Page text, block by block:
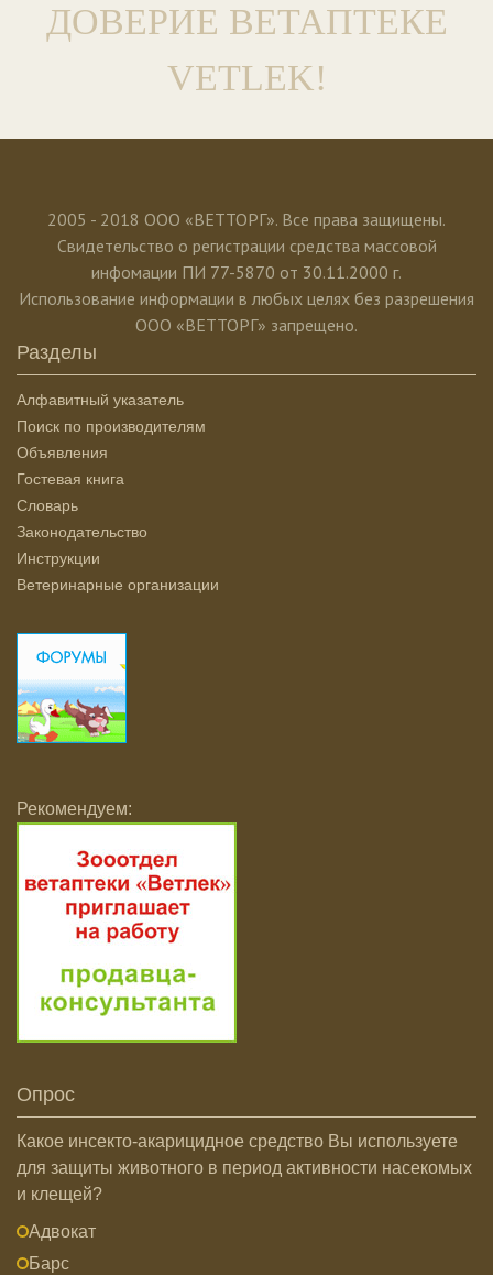
ДОВЕРИЕ ВЕТАПТЕКЕ
VETLEK!
2005 - 2018 ООО «ВЕТТОРГ». Все права защищены.
Свидетельство о регистрации средства массовой
инфомации ПИ 77-5870 от 30.11.2000 г.
Использование информации в любых целях без разрешения
ООО «ВЕТТОРГ» запрещено.
Разделы
Алфавитный указатель
Поиск по производителям
Объявления
Гостевая книга
Словарь
Законодательство
Инструкции
Ветеринарные организации
Рекомендуем:
Опрос
Какое инсекто-акарицидное средство Вы используете
для защиты животного в период активности насекомых
и клещей?
Адвокат
Барс